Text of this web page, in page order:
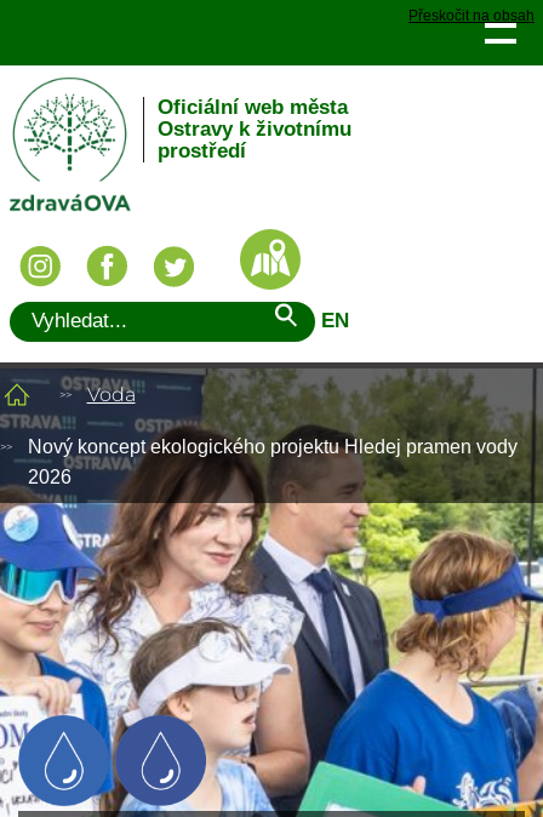
Přeskočit na obsah
Oficiální web města
Ostravy k životnímu
prostředí
EN
Voda
Nový koncept ekologického projektu Hledej pramen vody
2026